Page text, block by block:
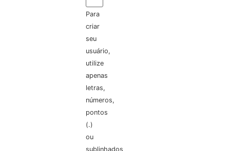
Para
criar
seu
usuário,
utilize
apenas
letras,
números,
pontos
(.)
ou
sublinhados